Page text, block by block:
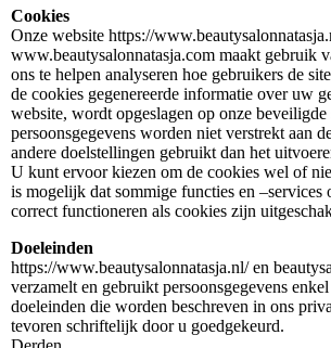
Cookies
Onze website https://
www.beautysalonnatasja.com maakt gebruik
ons te helpen analyseren hoe gebruikers de
de cookies gegenereerde informatie over uw
website, wordt opgeslagen op onze beveiligde
persoonsgegevens worden niet verstrekt aan
andere doelstellingen gebruikt dan het
U kunt ervoor kiezen om de cookies wel of
is mogelijk dat sommige functies en –services
correct functioneren als cookies zijn
Doeleinden
https://www.beautysalonnatasja.nl/ en
verzamelt en gebruikt persoonsgegevens
doeleinden die worden beschreven in ons
tevoren schriftelijk door u goedgekeurd.